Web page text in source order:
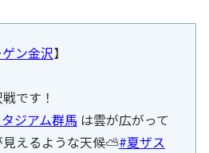
ン金沢】
です！
ジアム群馬 は雲が広がって
えるような天候⛅️#夏ザス